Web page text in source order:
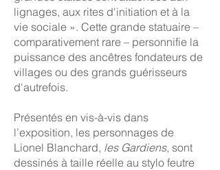
lignages, aux rites d'initiation et à la
vie sociale ». Cette grande statuaire –
comparativement rare – personnifie la
puissance des ancêtres fondateurs de
villages ou des grands guérisseurs
d'autrefois.
Présentés en vis-à-vis dans
l’exposition, les personnages de
Lionel Blanchard, les Gardiens, sont
dessinés à taille réelle au stylo feutre